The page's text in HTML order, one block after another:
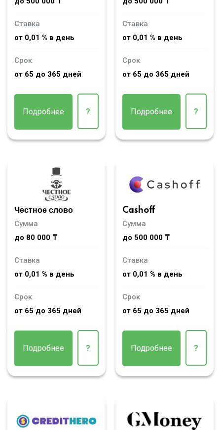
Ставка
от 0,01 % в день
Срок
от 65 до 365 дней
Подробнее ?
Ставка
от 0,01 % в день
Срок
от 65 до 365 дней
Подробнее ?
Честное слово
Сумма
до 80 000 ₸
Ставка
от 0,01 % в день
Срок
от 65 до 365 дней
Подробнее ?
Cashoff
Сумма
до 500 000 ₸
Ставка
от 0,01 % в день
Срок
от 65 до 365 дней
Подробнее ?